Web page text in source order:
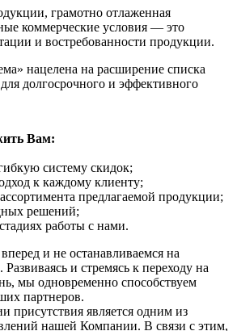
грамотно отлаженная
коммерческие условия — это
и востребованности продукции.
нацелена на расширение списка
долгосрочного и эффективного
Вам:
систему скидок;
к каждому клиенту;
предлагаемой продукции;
решений;
работы с нами.
и не останавливаемся на
и стремясь к переходу на
мы одновременно способствуем
партнеров.
присутствия является одним из
нашей Компании. В связи с этим,